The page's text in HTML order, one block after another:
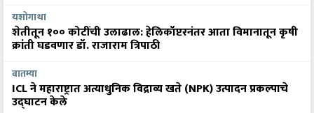
यशोगाथा
शेतीतून १०० कोटींची उलाढाल: हेलिकॉप्टरनंतर आता विमानातून कृषी
क्रांती घडवणार डॉ. राजाराम त्रिपाठी
बातम्या
ICL ने महाराष्ट्रात अत्याधुनिक विद्राव्य खते (NPK) उत्पादन प्रकल्पाचे
उद्घाटन केले